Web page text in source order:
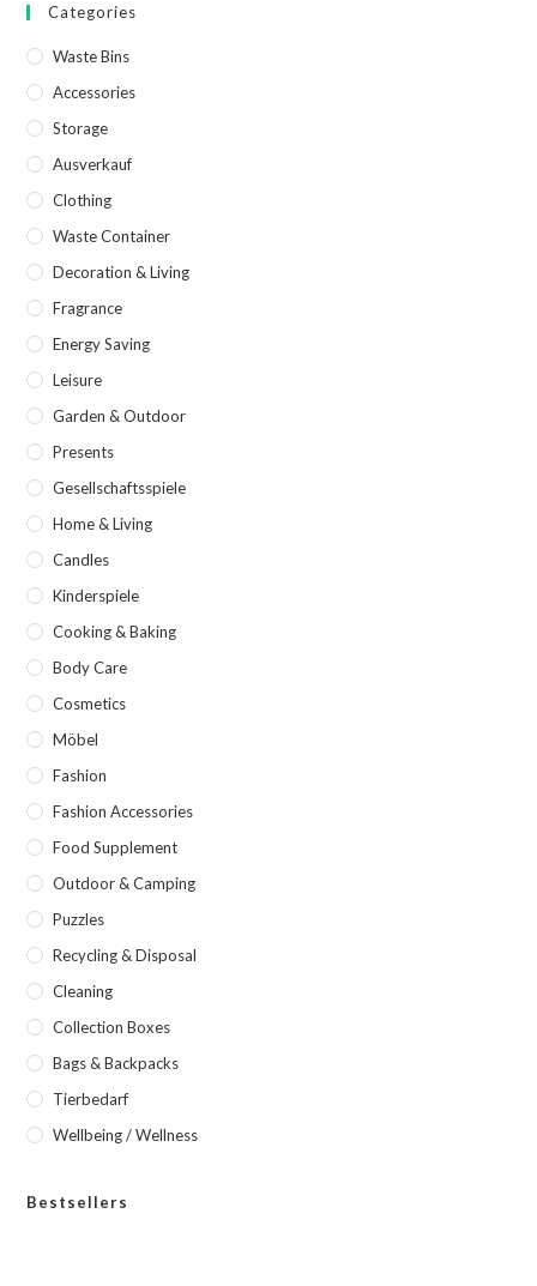
Categories
Waste Bins
Accessories
Storage
Ausverkauf
Clothing
Waste Container
Decoration & Living
Fragrance
Energy Saving
Leisure
Garden & Outdoor
Presents
Gesellschaftsspiele
Home & Living
Candles
Kinderspiele
Cooking & Baking
Body Care
Cosmetics
Möbel
Fashion
Fashion Accessories
Food Supplement
Outdoor & Camping
Puzzles
Recycling & Disposal
Cleaning
Collection Boxes
Bags & Backpacks
Tierbedarf
Wellbeing / Wellness
Bestsellers